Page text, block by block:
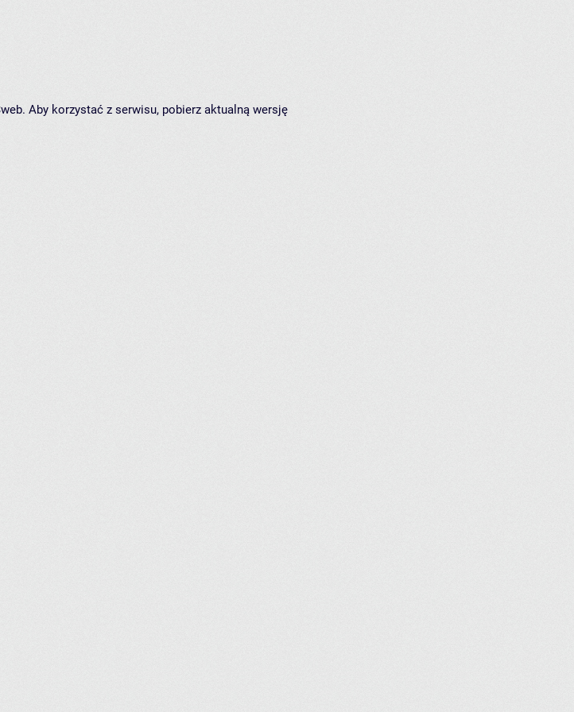
Aby korzystać z serwisu, pobierz aktualną wersję